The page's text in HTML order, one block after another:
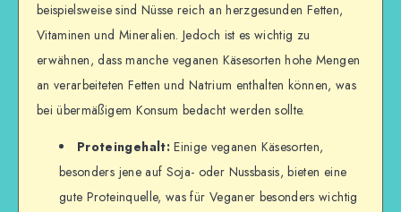
beispielsweise sind Nüsse reich an herzgesunden Fetten,
Vitaminen und Mineralien. Jedoch ist es wichtig zu
erwähnen, dass manche veganen Käsesorten hohe Mengen
an verarbeiteten Fetten und Natrium enthalten können, was
bei übermäßigem Konsum bedacht werden sollte.
Proteingehalt:Einige veganen Käsesorten,
besonders jene auf Soja- oder Nussbasis, bieten eine
gute Proteinquelle, was für Veganer besonders wichtig